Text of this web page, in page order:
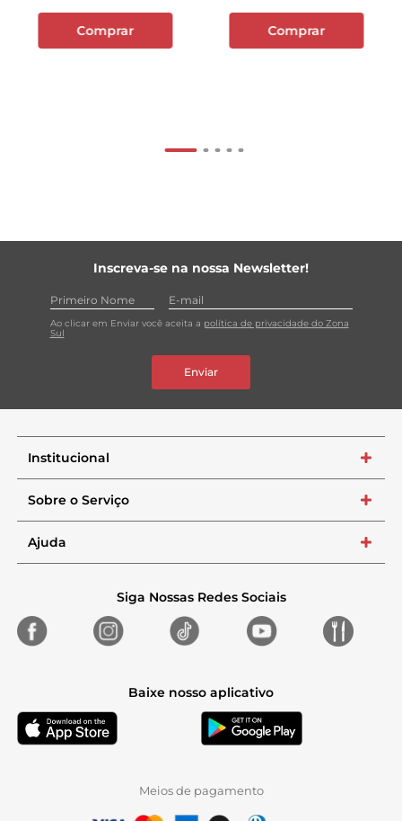
Comprar Comprar
Inscreva-se na nossa Newsletter!
Ao clicar em Enviar você aceita a política de privacidade do Zona
Sul
Enviar
Institucional +
Sobre o Serviço +
Ajuda +
Siga Nossas Redes Sociais
Baixe nosso aplicativo
Meios de pagamento